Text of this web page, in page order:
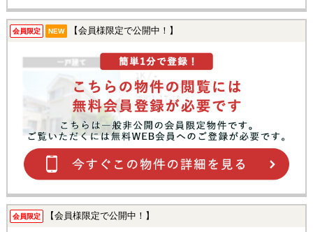
会員限定 NEW 【会員様限定で公開中！】
会員限定 【会員様限定で公開中！】